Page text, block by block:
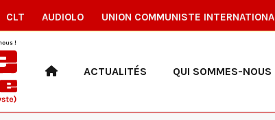
CLT AUDIOLO UNION COMMUNISTE
ACTUALITÉS QUI SOMMES-NOUS